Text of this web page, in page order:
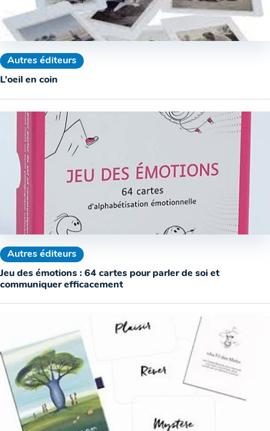
Autres éditeurs
L’oeil en coin
Autres éditeurs
Jeu des émotions : 64 cartes pour parler de soi et
communiquer efficacement